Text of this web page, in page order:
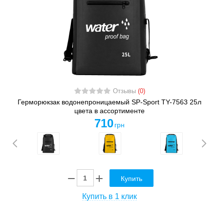
Отзывы (0)
Герморюкзак водонепроницаемый SP-Sport TY-7563 25л
цвета в ассортименте
710 грн
Купить
Купить в 1 клик